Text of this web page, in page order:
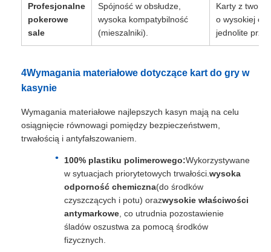
Profesjonalne
pokerowe
sale
Spójność w obsłudze,
wysoka kompatybilność
(mieszalniki).
Karty z
o wysokiej
jednolite
4Wymagania materiałowe dotyczące kart do gry w
kasynie
Wymagania materiałowe najlepszych kasyn mają na celu
osiągnięcie równowagi pomiędzy bezpieczeństwem,
trwałością i antyfałszowaniem.
100% plastiku polimerowego:Wykorzystywane
w sytuacjach priorytetowych trwałości. wysoka
odporność chemiczna(do środków
czyszczących i potu) orazwysokie właściwości
antymarkowe , co utrudnia pozostawienie
śladów oszustwa za pomocą środków
fizycznych.